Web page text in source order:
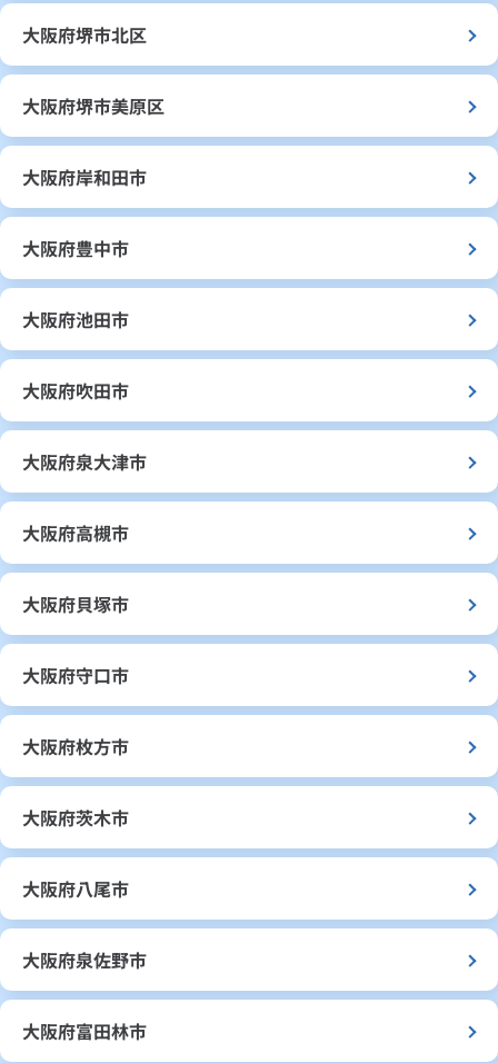
大阪府堺市北区
大阪府堺市美原区
大阪府岸和田市
大阪府豊中市
大阪府池田市
大阪府吹田市
大阪府泉大津市
大阪府高槻市
大阪府貝塚市
大阪府守口市
大阪府枚方市
大阪府茨木市
大阪府八尾市
大阪府泉佐野市
大阪府富田林市